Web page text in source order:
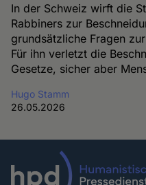
In der Schweiz wirft die
Rabbiners zur
grundsätzliche Fragen
Für ihn verletzt die
Gesetze, sicher aber
Hugo Stamm
26.05.2026